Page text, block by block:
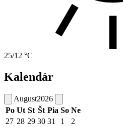
25/12 °C
Kalendár
August2026
Po Ut St Št Pia So Ne
27 28 29 30 31 1
2